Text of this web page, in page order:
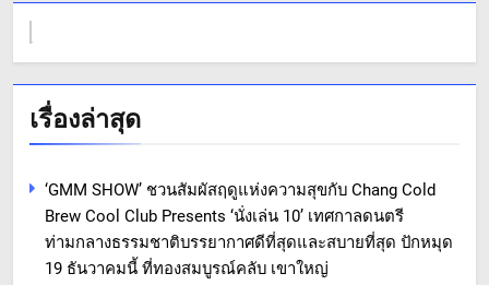
เรื่องล่าสุด
‘GMM SHOW’ ชวนสัมผัสฤดูแห่งความสุขกับ Chang Cold
Brew Cool Club Presents ‘นั่งเล่น 10’ เทศกาลดนตรี
ท่ามกลางธรรมชาติบรรยากาศดีที่สุดและสบายที่สุด ปักหมุด
19 ธันวาคมนี้ ที่ทองสมบูรณ์คลับ เขาใหญ่